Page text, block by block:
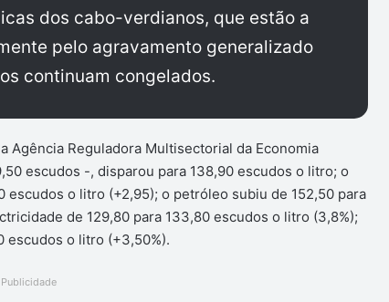
dos cabo-verdianos, que estão a
pelo agravamento generalizado
continuam congelados.
Agência Reguladora Multisectorial da Economia
escudos -, disparou para 138,90 escudos o litro; o
escudos o litro (+2,95); o petróleo subiu de 152,50 para
de 129,80 para 133,80 escudos o litro (3,8%);
escudos o litro (+3,50%).
Publicidade